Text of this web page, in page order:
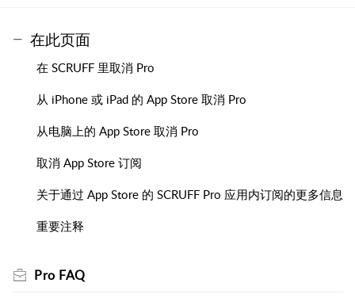
在此页面
在 SCRUFF 里取消 Pro
从 iPhone 或 iPad 的 App Store 取消 Pro
从电脑上的 App Store 取消 Pro
取消 App Store 订阅
关于通过 App Store 的 SCRUFF Pro 应用内订阅的更多信息
重要注释
Pro FAQ